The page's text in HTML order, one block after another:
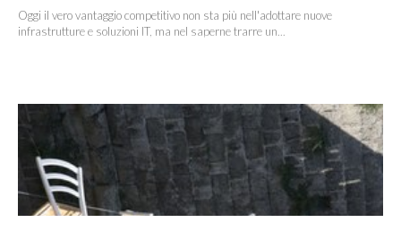
Oggi il vero vantaggio competitivo non sta più nell'adottare nuove
infrastrutture e soluzioni IT, ma nel saperne trarre un...